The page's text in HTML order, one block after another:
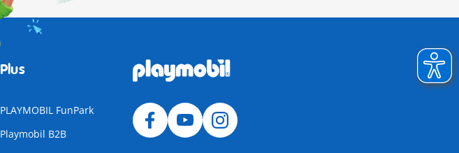
Plus
PLAYMOBIL FunPark
Playmobil B2B